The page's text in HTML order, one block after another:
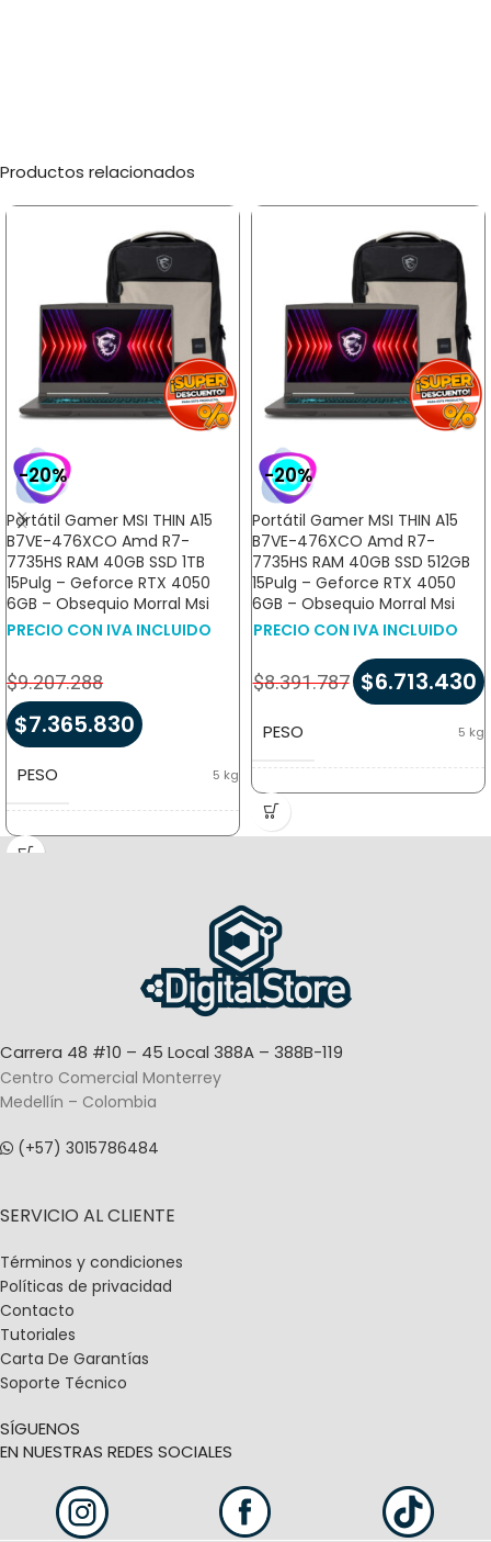
Productos relacionados
-20%
Portátil Gamer MSI THIN A15
B7VE-476XCO Amd R7-
7735HS RAM 40GB SSD 1TB
15Pulg – Geforce RTX 4050
6GB – Obsequio Morral Msi
PRECIO CON IVA INCLUIDO
$9.207.288
$7.365.830
PESO 5 kg
DIMENSIONES
-20%
Portátil Gamer MSI THIN A15
B7VE-476XCO Amd R7-
7735HS RAM 40GB SSD 512GB
15Pulg – Geforce RTX 4050
6GB – Obsequio Morral Msi
PRECIO CON IVA INCLUIDO
$8.391.787 $6.713.430
PESO 5 kg
DIMENSIONES
Carrera 48 #10 – 45 Local 388A – 388B-119
Centro Comercial Monterrey
Medellín – Colombia
(+57) 3015786484
SERVICIO AL CLIENTE
Términos y condiciones
Políticas de privacidad
Contacto
Tutoriales
Carta De Garantías
Soporte Técnico
SÍGUENOS
EN NUESTRAS REDES SOCIALES